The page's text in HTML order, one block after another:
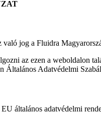
való jog a Fluidra
az ezen a weboldalon
Adatvédelmi
általános adatvédelmi